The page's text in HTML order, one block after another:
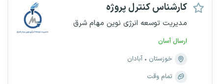
کارشناس کنترل پروژه
مدیریت توسعه انرژی نوین مهام شرق
ارسال آسان
خوزستان
آبادان
تمام وقت